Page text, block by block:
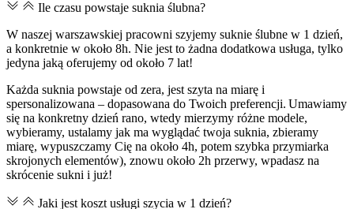
Ile czasu powstaje suknia ślubna?
W naszej warszawskiej pracowni szyjemy suknie ślubne w 1 dzień,
a konkretnie w około 8h. Nie jest to żadna dodatkowa usługa, tylko
jedyna jaką oferujemy od około 7 lat!
Każda suknia powstaje od zera, jest szyta na miarę i
spersonalizowana – dopasowana do Twoich preferencji. Umawiamy
się na konkretny dzień rano, wtedy mierzymy różne modele,
wybieramy, ustalamy jak ma wyglądać twoja suknia, zbieramy
miarę, wypuszczamy Cię na około 4h, potem szybka przymiarka
skrojonych elementów), znowu około 2h przerwy, wpadasz na
skrócenie sukni i już!
Jaki jest koszt usługi szycia w 1 dzień?